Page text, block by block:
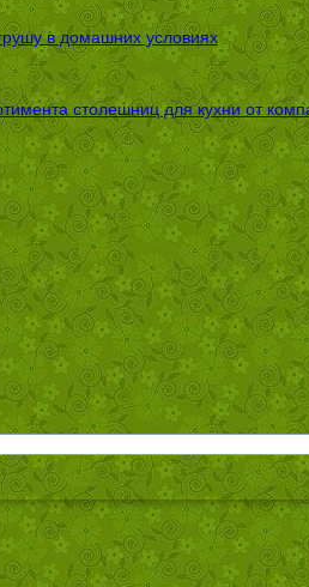
в домашних условиях
столешниц для кухни от